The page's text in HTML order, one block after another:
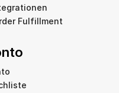
Fulfillment